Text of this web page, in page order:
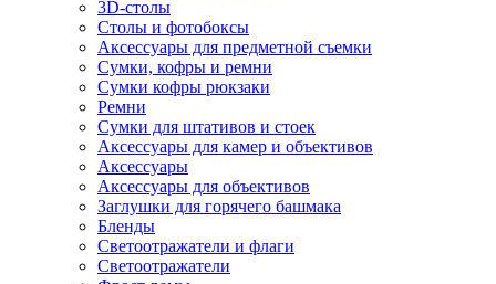
3D-столы
Столы и фотобоксы
Аксессуары для предметной съемки
Сумки, кофры и ремни
Сумки кофры рюкзаки
Ремни
Сумки для штативов и стоек
Аксессуары для камер и объективов
Аксессуары
Аксессуары для объективов
Заглушки для горячего башмака
Бленды
Светоотражатели и флаги
Светоотражатели